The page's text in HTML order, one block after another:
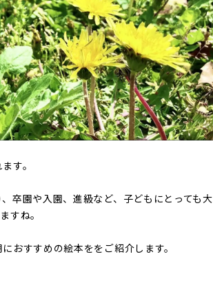
す。
卒園や入園、進級など、子どもにとっても大
すね。
おすすめの絵本ををご紹介します。